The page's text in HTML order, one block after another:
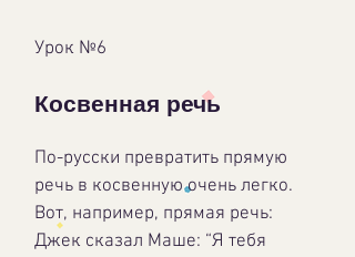
Урок №6
Косвенная речь
По-русски превратить прямую
речь в косвенную очень легко.
Вот, например, прямая речь:
Джек сказал Маше: “Я тебя